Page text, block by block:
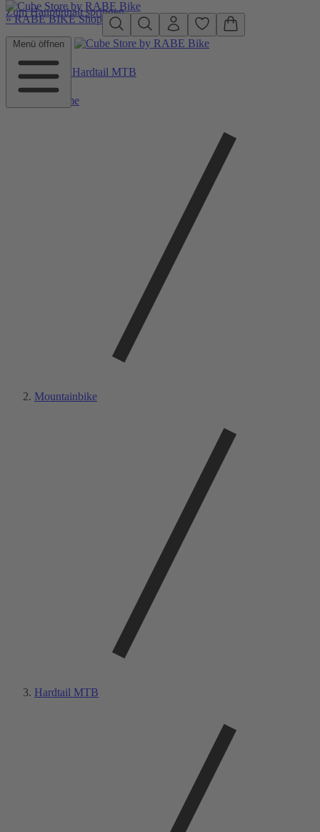
Zum Hauptinhalt springen
»RABE BIKE Shop
Menü öffnen
Zurück zu Hardtail MTB
Home
Mountainbike
Hardtail MTB